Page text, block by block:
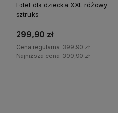
Fotel dla dziecka XXL różowy
sztruks
299,90 zł
Cena regularna: 399,90 zł
Najniższa cena: 399,90 zł